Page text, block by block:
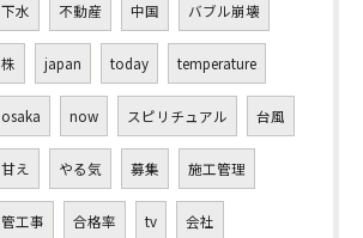
下水 不動産 中国 バブル崩壊
株 japan today temperature
osaka now スピリチュアル 台風
甘え やる気 募集 施工管理
管工事 合格率 tv 会社